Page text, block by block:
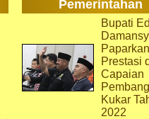
Pemerintahan
Bupati
Paparkan
Prestasi
Capaian
Kukar
2022